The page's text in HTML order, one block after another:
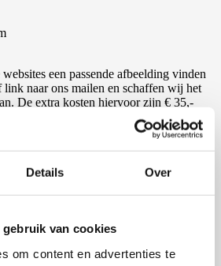
Details Over
gebruik van cookies
om content en advertenties te
een passende afbeelding vinden
naar ons mailen en schaffen wij het
De extra kosten hiervoor zijn € 35,-
u terug op de orderbevestiging en de
sturen, dan wordt het zo spoedig
in tekst of voorbeeld
of fotonummer van stocksite